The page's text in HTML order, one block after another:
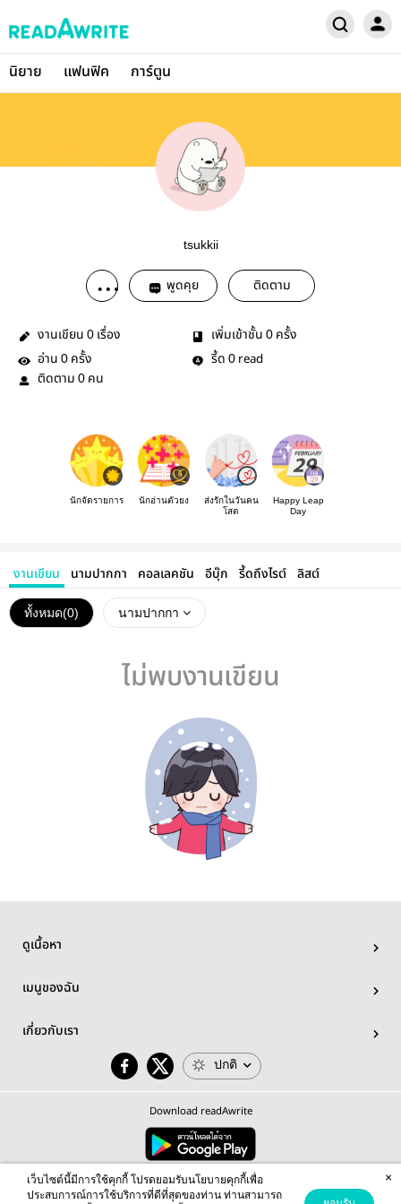
นิยาย แฟนฟิค การ์ตูน
tsukkii
พูดคุย ติดตาม
งานเขียน 0 เรื่อง เพิ่มเข้าชั้น 0 ครั้ง
อ่าน 0 ครั้ง รี้ด 0 read
ติดตาม 0 คน
นักจัดรายการ นักอ่านตัวยง
ส่งรักในวันคน
โสด
Happy Leap
Day
งานเขียน นามปากกา คอลเลคชัน อีบุ๊ก รี้ดถึงไรต์ ลิสต์
ทั้งหมด(0) นามปากกา
ไม่พบงานเขียน
ดูเนื้อหา
เมนูของฉัน
เกี่ยวกับเรา
ปกติ
Download readAwrite
© 2026 readAwrite.com by MEB Corporation Public Company Limited
This site is protected by reCAPTCHA and the Google Privacy Policy Terms of Serviceapply.
เว็บไซต์นี้มีการใช้คุกกี้ โปรดยอมรับนโยบายคุกกี้เพื่อ
ประสบการณ์การใช้บริการที่ดีที่สุดของท่าน ท่านสามารถ
×